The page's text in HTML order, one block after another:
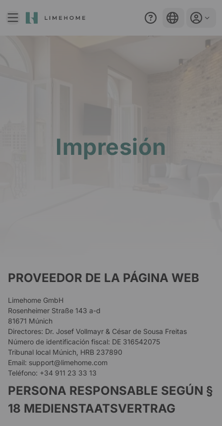
ES
Impresión​
PROVEEDOR DE LA PÁGINA WEB
Limehome GmbH
Rosenheimer Straße 143 a-d
81671 Múnich
Directores: Dr. Josef Vollmayr & César de Sousa Freitas
Número de identificación fiscal: DE 316542075
Tribunal local Múnich, HRB 237890
Email: support@limehome.com
Teléfono: +34 911 23 33 13
PERSONA RESPONSABLE SEGÚN §
18 MEDIENSTAATSVERTRAG